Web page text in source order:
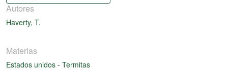
Autores
Haverty, T.
Materias
Estados unidos - Termitas